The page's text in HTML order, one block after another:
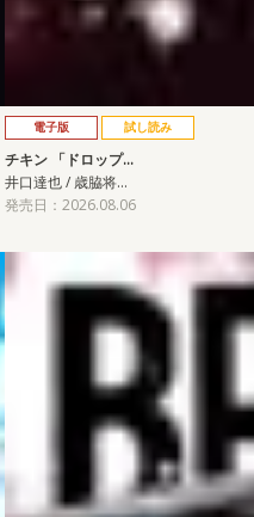
電子版 試し読み
チキン 「ドロップ…
井口達也 / 歳脇将…
発売日：2026.08.06